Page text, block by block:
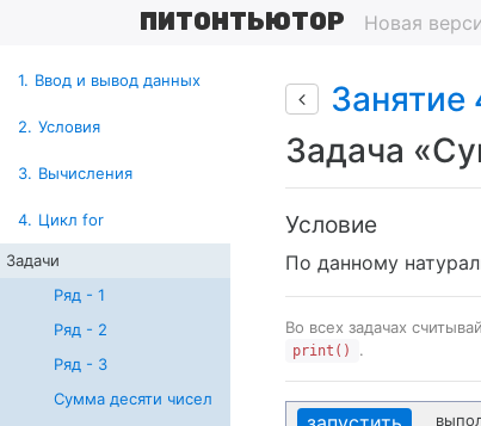
ПИТОНТЬЮТОР Новая
1. Ввод и вывод данных
2. Условия
3. Вычисления
4. Цикл for
Задачи
Ряд - 1
Ряд - 2
Ряд - 3
Сумма десяти чисел
Занятие
Задача
Условие
По данному
Во всех задачах
print() .